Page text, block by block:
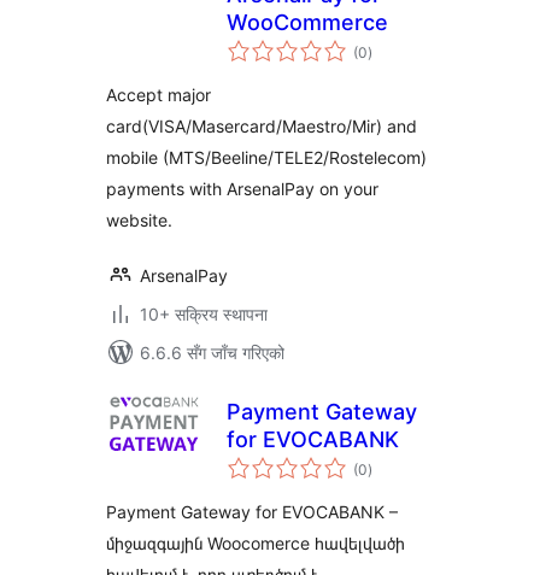
WooCommerce
(0कुल
रेटिङ्गहरू
)
Accept major
card(VISA/Masercard/Maestro/Mir) and
mobile (MTS/Beeline/TELE2/Rostelecom)
payments with ArsenalPay on your
website.
ArsenalPay
10+ सक्रिय स्थापना
6.6.6 सँग जाँच गरिएको
Payment Gateway
for EVOCABANK
(0कुल
रेटिङ्गहरू
)
Payment Gateway for EVOCABANK –
միջազգային Woocomerce հավելվածի